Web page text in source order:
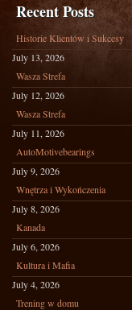
Recent Posts
Historie Klientów i Sukcesy
July 13, 2026
Wasza Strefa
July 12, 2026
Wasza Strefa
July 11, 2026
AutoMotivebearings
July 9, 2026
Wnętrza i Wykończenia
July 8, 2026
Kanada
July 6, 2026
Kultura i Mafia
July 4, 2026
Trening w domu